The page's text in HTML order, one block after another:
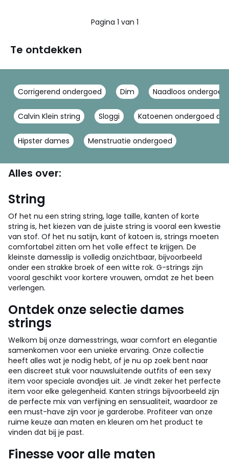
Pagina 1 van 1
Te ontdekken
Corrigerend ondergoed Dim Naadloos
Calvin Klein string Sloggi Katoenen ondergoed
Hipster dames Menstruatie ondergoed
Alles over:
String
Of het nu een string string, lage taille, kanten of korte
string is, het kiezen van de juiste string is vooral een kwestie
van stof. Of het nu satijn, kant of katoen is, strings moeten
comfortabel zitten om het volle effect te krijgen. De
kleinste damesslip is volledig onzichtbaar, bijvoorbeeld
onder een strakke broek of een witte rok. G-strings zijn
vooral geschikt voor kortere vrouwen, omdat ze het been
verlengen.
Ontdek onze selectie dames
strings
Welkom bij onze damesstrings, waar comfort en elegantie
samenkomen voor een unieke ervaring. Onze collectie
heeft alles wat je nodig hebt, of je nu op zoek bent naar
een discreet stuk voor nauwsluitende outfits of een sexy
item voor speciale avondjes uit. Je vindt zeker het perfecte
item voor elke gelegenheid. Kanten strings bijvoorbeeld zijn
de perfecte mix van verfijning en sensualiteit, waardoor ze
een must-have zijn voor je garderobe. Profiteer van onze
ruime keuze aan maten en kleuren om het product te
vinden dat bij je past.
Finesse voor alle maten